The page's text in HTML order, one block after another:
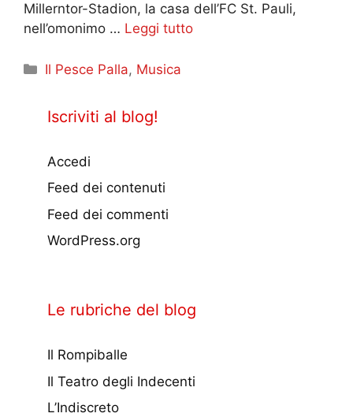
Millerntor-Stadion, la casa dell’FC St. Pauli,
nell’omonimo … Leggi tutto
Categorie
Il Pesce Palla, Musica
Iscriviti al blog!
Accedi
Feed dei contenuti
Feed dei commenti
WordPress.org
Le rubriche del blog
Il Rompiballe
Il Teatro degli Indecenti
L’Indiscreto